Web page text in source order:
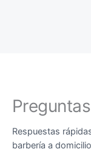
Respuestas
barbería a